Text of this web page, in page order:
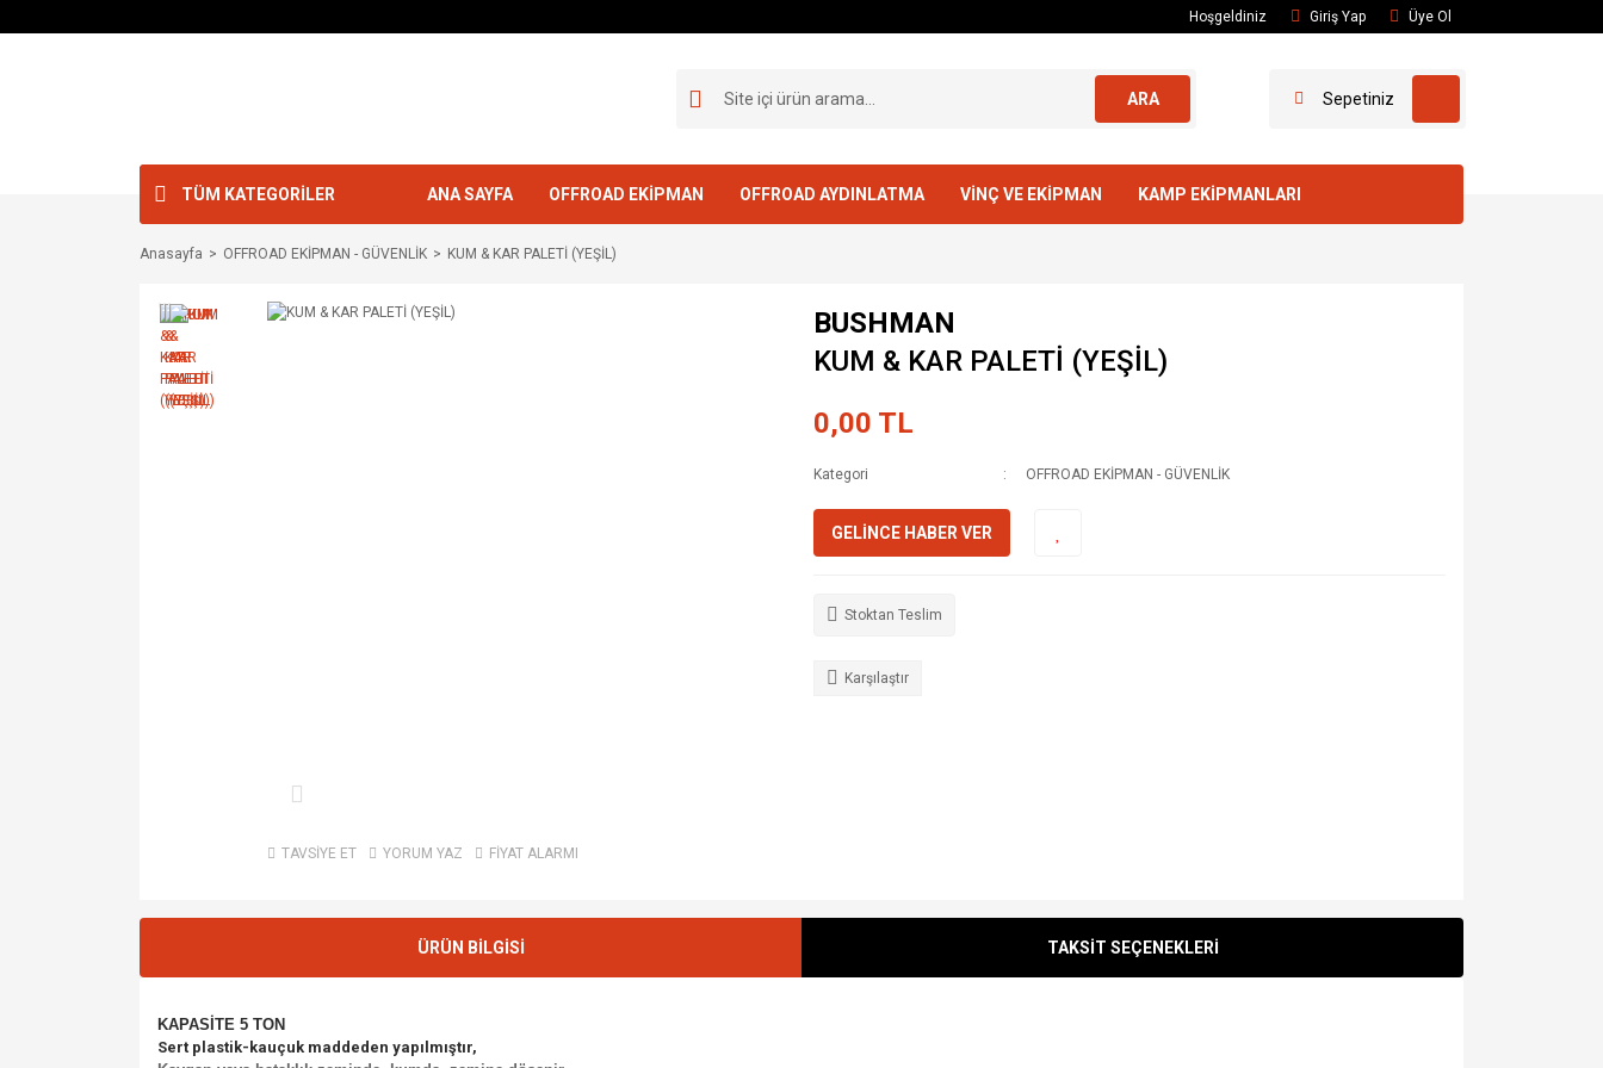
Hoşgeldiniz Giriş Yap Üye Ol
ARA Sepetiniz
TÜM KATEGORİLER ANA SAYFA OFFROAD EKİPMAN OFFROAD AYDINLATMA VİNÇ VE EKİPMAN KAMP EKİPMANLARI
Anasayfa OFFROAD EKİPMAN - GÜVENLİK KUM & KAR PALETİ (YEŞİL)
TAVSİYE ET YORUM YAZ FİYAT ALARMI
BUSHMAN
KUM & KAR PALETİ (YEŞİL)
0,00 TL
Kategori OFFROAD EKİPMAN - GÜVENLİK
GELİNCE HABER VER
Stoktan Teslim
Karşılaştır
ÜRÜN BİLGİSİ TAKSİT SEÇENEKLERİ
KAPASİTE 5 TON
Sert plastik-kauçuk maddeden yapılmıştır,